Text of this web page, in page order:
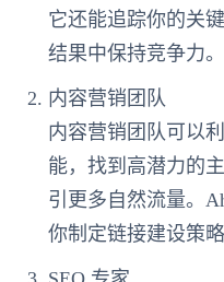
它还能追踪你的关
结果中保持竞争力。
内容营销团队
内容营销团队可以
能，找到高潜力的
引更多自然流量。
你制定链接建设策